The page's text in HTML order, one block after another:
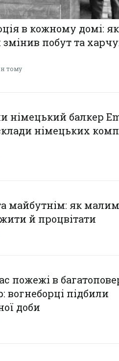
в кожному домі:
побут та
тому
німецький балкер
німецьких
майбутнім: як малим
й процвітати
пожежі в
вогнеборці підбили
доби